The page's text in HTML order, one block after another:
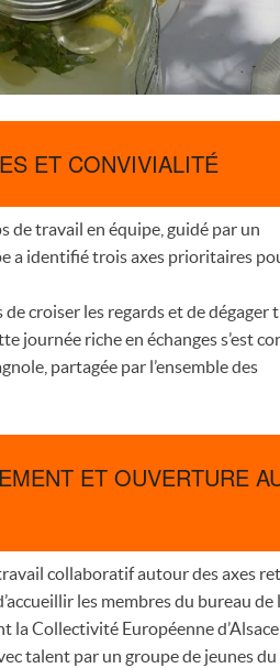
ET CONVIVIALITÉ
de travail en équipe, guidé par un
a identifié trois axes prioritaires
croiser les regards et de dégager
journée riche en échanges s’est
partagée par l’ensemble des
ET OUVERTURE
collaboratif autour des axes
les membres du bureau de
Collectivité Européenne d’Alsace
talent par un groupe de jeunes